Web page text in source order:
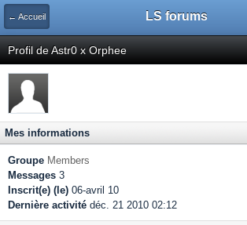
← Accueil LS forums
Profil de Astr0 x Orphee
Mes informations
Groupe Members
Messages 3
Inscrit(e) (le) 06-avril 10
Dernière activité déc. 21 2010 02:12